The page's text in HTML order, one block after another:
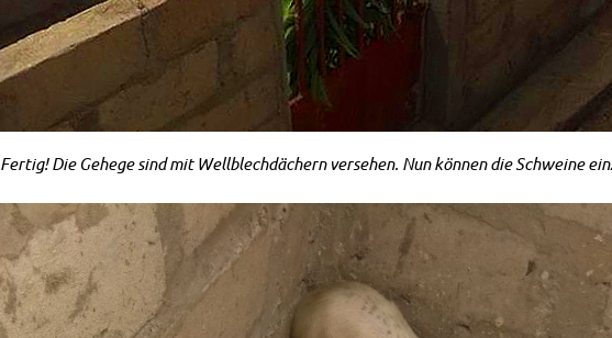
Fertig! Die Gehege sind mit Wellblechdächern versehen. Nun können die Schweine